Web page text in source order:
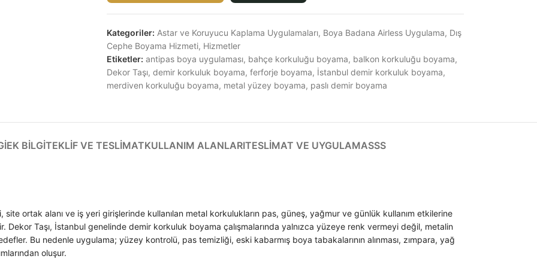
Kategoriler: Astar ve Koruyucu Kaplama Uygulamaları, Boya Badana Airless Uygulama, Dış
Cephe Boyama Hizmeti, Hizmetler
Etiketler: antipas boya uygulaması, bahçe korkuluğu boyama, balkon korkuluğu boyama,
Dekor Taşı, demir korkuluk boyama, ferforje boyama, İstanbul demir korkuluk boyama,
merdiven korkuluğu boyama, metal yüzey boyama, paslı demir boyama
EK BILGITEKLIF VE TESLIMATKULLANIM ALANLARITESLIMAT VE UYGULAMASSS
ortak alanı ve iş yeri girişlerinde kullanılan metal korkulukların pas, güneş, yağmur ve günlük kullanım etkilerine
Taşı, İstanbul genelinde demir korkuluk boyama çalışmalarında yalnızca yüzeye renk vermeyi değil, metalin
Bu nedenle uygulama; yüzey kontrolü, pas temizliği, eski kabarmış boya tabakalarının alınması, zımpara, yağ
oluşur.